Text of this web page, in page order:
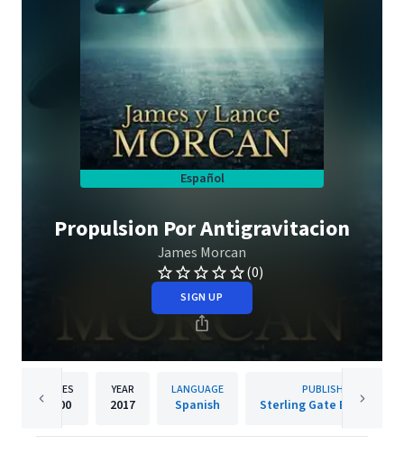
Español
Propulsion Por Antigravitacion
James Morcan
(0)
SIGN UP
PAGES
1000
YEAR
2017
LANGUAGE
Spanish
PUBLISHER
Sterling Gate Books Ltd.